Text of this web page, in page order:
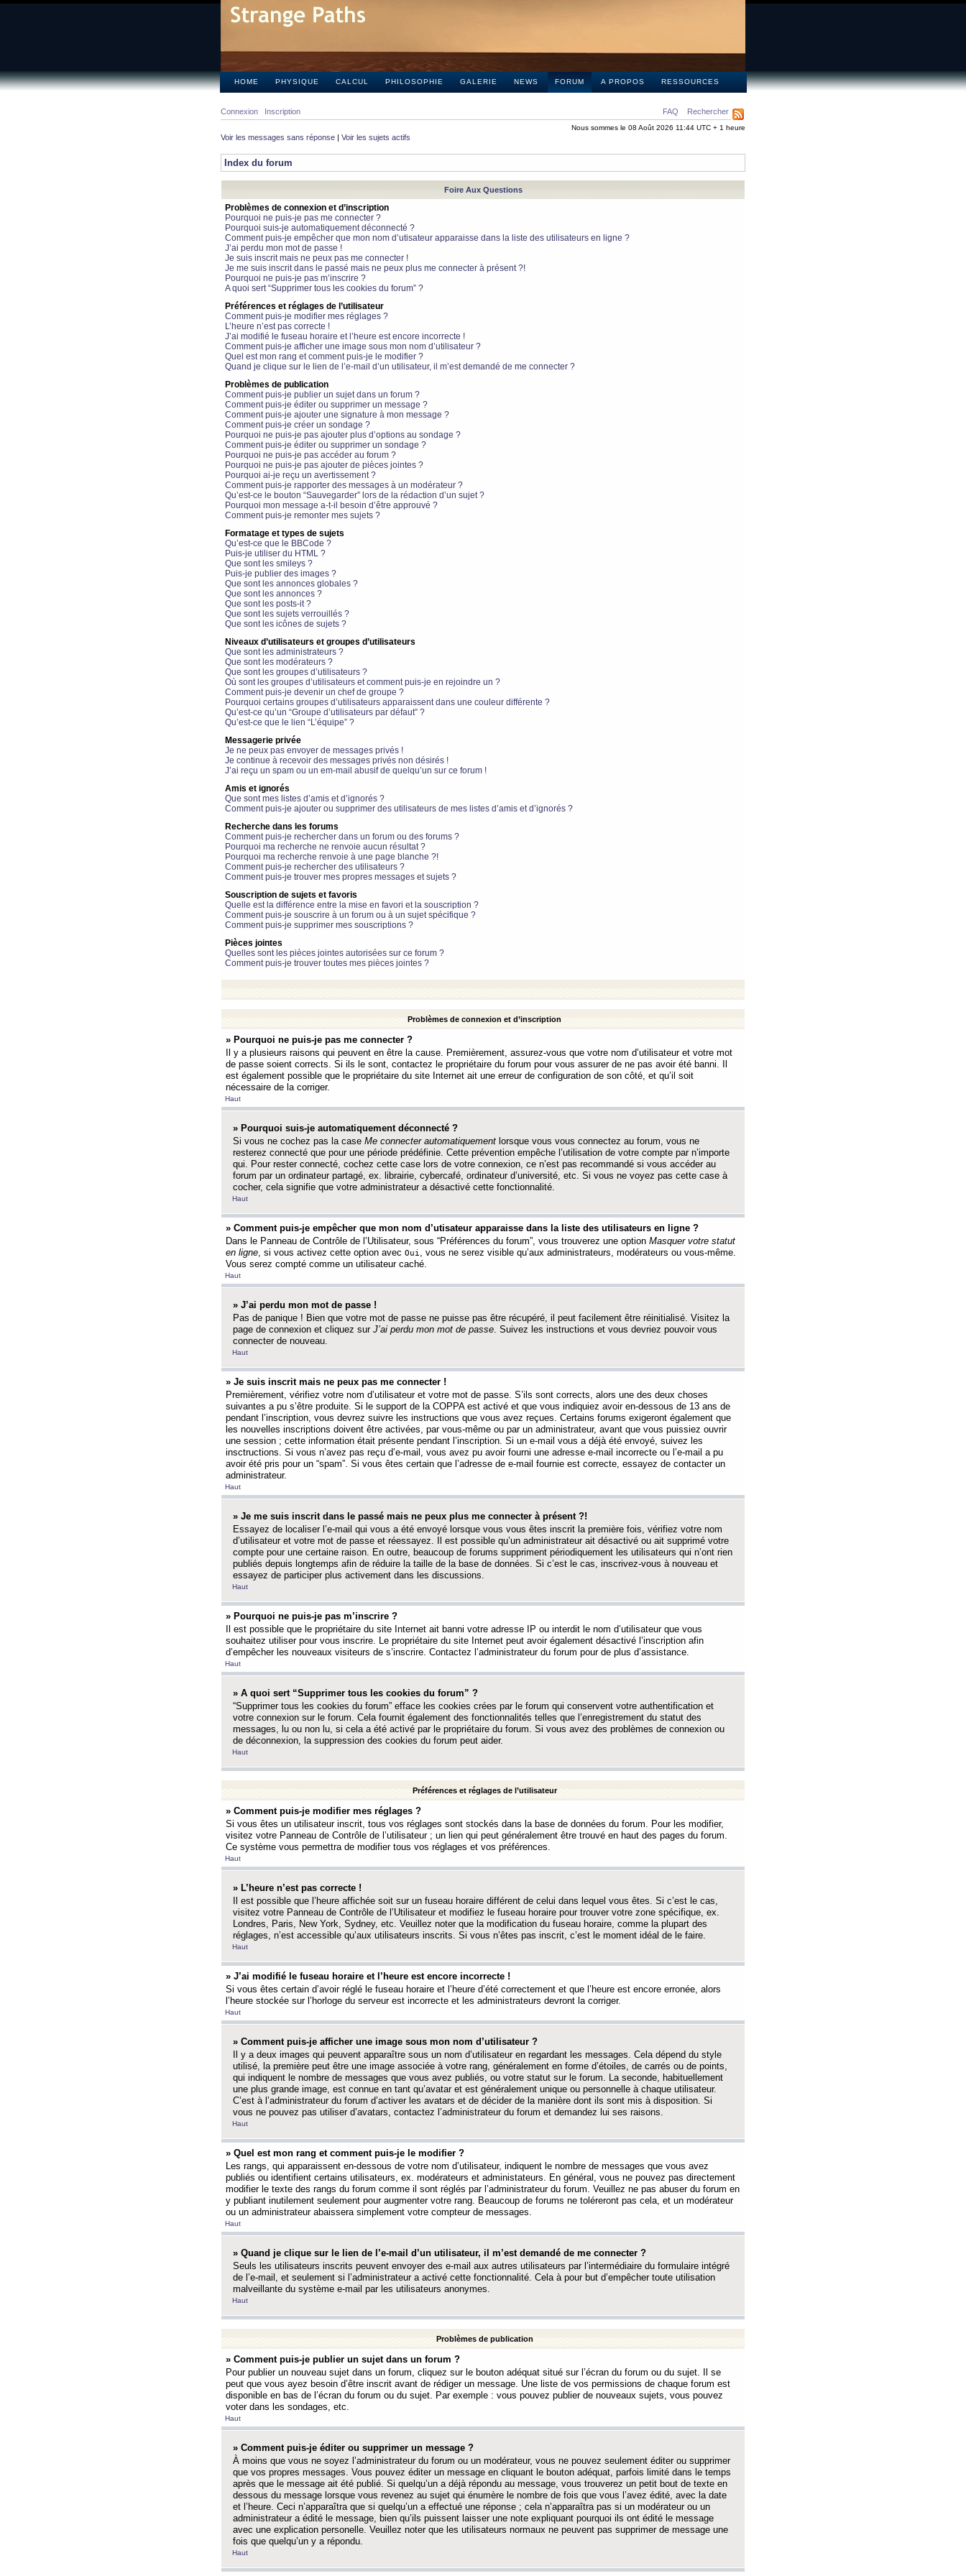
HOME PHYSIQUE CALCUL PHILOSOPHIE GALERIE NEWS FORUM A PROPOS RESSOURCES
FAQ Rechercher
Connexion Inscription
Nous sommes le 08 Août 2026 11:44 UTC + 1 heure
Voir les messages sans réponse | Voir les sujets actifs
Index du forum
Foire Aux Questions
Problèmes de connexion et d’inscription
Pourquoi ne puis-je pas me connecter ?
Pourquoi suis-je automatiquement déconnecté ?
Comment puis-je empêcher que mon nom d’utisateur apparaisse dans la liste des utilisateurs en ligne ?
J’ai perdu mon mot de passe !
Je suis inscrit mais ne peux pas me connecter !
Je me suis inscrit dans le passé mais ne peux plus me connecter à présent ?!
Pourquoi ne puis-je pas m’inscrire ?
A quoi sert “Supprimer tous les cookies du forum” ?
Préférences et réglages de l’utilisateur
Comment puis-je modifier mes réglages ?
L’heure n’est pas correcte !
J’ai modifié le fuseau horaire et l’heure est encore incorrecte !
Comment puis-je afficher une image sous mon nom d’utilisateur ?
Quel est mon rang et comment puis-je le modifier ?
Quand je clique sur le lien de l’e-mail d’un utilisateur, il m’est demandé de me connecter ?
Problèmes de publication
Comment puis-je publier un sujet dans un forum ?
Comment puis-je éditer ou supprimer un message ?
Comment puis-je ajouter une signature à mon message ?
Comment puis-je créer un sondage ?
Pourquoi ne puis-je pas ajouter plus d’options au sondage ?
Comment puis-je éditer ou supprimer un sondage ?
Pourquoi ne puis-je pas accéder au forum ?
Pourquoi ne puis-je pas ajouter de pièces jointes ?
Pourquoi ai-je reçu un avertissement ?
Comment puis-je rapporter des messages à un modérateur ?
Qu’est-ce le bouton “Sauvegarder” lors de la rédaction d’un sujet ?
Pourquoi mon message a-t-il besoin d’être approuvé ?
Comment puis-je remonter mes sujets ?
Formatage et types de sujets
Qu’est-ce que le BBCode ?
Puis-je utiliser du HTML ?
Que sont les smileys ?
Puis-je publier des images ?
Que sont les annonces globales ?
Que sont les annonces ?
Que sont les posts-it ?
Que sont les sujets verrouillés ?
Que sont les icônes de sujets ?
Niveaux d’utilisateurs et groupes d’utilisateurs
Que sont les administrateurs ?
Que sont les modérateurs ?
Que sont les groupes d’utilisateurs ?
Où sont les groupes d’utilisateurs et comment puis-je en rejoindre un ?
Comment puis-je devenir un chef de groupe ?
Pourquoi certains groupes d’utilisateurs apparaissent dans une couleur différente ?
Qu’est-ce qu’un “Groupe d’utilisateurs par défaut” ?
Qu’est-ce que le lien “L’équipe” ?
Messagerie privée
Je ne peux pas envoyer de messages privés !
Je continue à recevoir des messages privés non désirés !
J’ai reçu un spam ou un em-mail abusif de quelqu’un sur ce forum !
Amis et ignorés
Que sont mes listes d’amis et d’ignorés ?
Comment puis-je ajouter ou supprimer des utilisateurs de mes listes d’amis et d’ignorés ?
Recherche dans les forums
Comment puis-je rechercher dans un forum ou des forums ?
Pourquoi ma recherche ne renvoie aucun résultat ?
Pourquoi ma recherche renvoie à une page blanche ?!
Comment puis-je rechercher des utilisateurs ?
Comment puis-je trouver mes propres messages et sujets ?
Souscription de sujets et favoris
Quelle est la différence entre la mise en favori et la souscription ?
Comment puis-je souscrire à un forum ou à un sujet spécifique ?
Comment puis-je supprimer mes souscriptions ?
Pièces jointes
Quelles sont les pièces jointes autorisées sur ce forum ?
Comment puis-je trouver toutes mes pièces jointes ?
Problèmes de connexion et d’inscription
» Pourquoi ne puis-je pas me connecter ?
Il y a plusieurs raisons qui peuvent en être la cause. Premièrement, assurez-vous que votre nom d’utilisateur et votre mot
de passe soient corrects. Si ils le sont, contactez le propriétaire du forum pour vous assurer de ne pas avoir été banni. Il
est également possible que le propriétaire du site Internet ait une erreur de configuration de son côté, et qu’il soit
nécessaire de la corriger.
Haut
» Pourquoi suis-je automatiquement déconnecté ?
Si vous ne cochez pas la case Me connecter automatiquement lorsque vous vous connectez au forum, vous ne
resterez connecté que pour une période prédéfinie. Cette prévention empêche l’utilisation de votre compte par n’importe
qui. Pour rester connecté, cochez cette case lors de votre connexion, ce n’est pas recommandé si vous accéder au
forum par un ordinateur partagé, ex. librairie, cybercafé, ordinateur d’université, etc. Si vous ne voyez pas cette case à
cocher, cela signifie que votre administrateur a désactivé cette fonctionnalité.
Haut
» Comment puis-je empêcher que mon nom d’utisateur apparaisse dans la liste des utilisateurs en ligne ?
Dans le Panneau de Contrôle de l’Utilisateur, sous “Préférences du forum”, vous trouverez une option Masquer votre statut
en ligne, si vous activez cette option avec Oui , vous ne serez visible qu’aux administrateurs, modérateurs ou vous-même.
Vous serez compté comme un utilisateur caché.
Haut
» J’ai perdu mon mot de passe !
Pas de panique ! Bien que votre mot de passe ne puisse pas être récupéré, il peut facilement être réinitialisé. Visitez la
page de connexion et cliquez sur J’ai perdu mon mot de passe. Suivez les instructions et vous devriez pouvoir vous
connecter de nouveau.
Haut
» Je suis inscrit mais ne peux pas me connecter !
Premièrement, vérifiez votre nom d’utilisateur et votre mot de passe. S’ils sont corrects, alors une des deux choses
suivantes a pu s’être produite. Si le support de la COPPA est activé et que vous indiquiez avoir en-dessous de 13 ans de
pendant l’inscription, vous devrez suivre les instructions que vous avez reçues. Certains forums exigeront également que
les nouvelles inscriptions doivent être activées, par vous-même ou par un administrateur, avant que vous puissiez ouvrir
une session ; cette information était présente pendant l’inscription. Si un e-mail vous a déjà été envoyé, suivez les
insctructions. Si vous n’avez pas reçu d’e-mail, vous avez pu avoir fourni une adresse e-mail incorrecte ou l’e-mail a pu
avoir été pris pour un “spam”. Si vous êtes certain que l’adresse de e-mail fournie est correcte, essayez de contacter un
administrateur.
Haut
» Je me suis inscrit dans le passé mais ne peux plus me connecter à présent ?!
Essayez de localiser l’e-mail qui vous a été envoyé lorsque vous vous êtes inscrit la première fois, vérifiez votre nom
d’utilisateur et votre mot de passe et réessayez. Il est possible qu’un administrateur ait désactivé ou ait supprimé votre
compte pour une certaine raison. En outre, beaucoup de forums suppriment périodiquement les utilisateurs qui n’ont rien
publiés depuis longtemps afin de réduire la taille de la base de données. Si c’est le cas, inscrivez-vous à nouveau et
essayez de participer plus activement dans les discussions.
Haut
» Pourquoi ne puis-je pas m’inscrire ?
Il est possible que le propriétaire du site Internet ait banni votre adresse IP ou interdit le nom d’utilisateur que vous
souhaitez utiliser pour vous inscrire. Le propriétaire du site Internet peut avoir également désactivé l’inscription afin
d’empêcher les nouveaux visiteurs de s’inscrire. Contactez l’administrateur du forum pour de plus d’assistance.
Haut
» A quoi sert “Supprimer tous les cookies du forum” ?
“Supprimer tous les cookies du forum” efface les cookies crées par le forum qui conservent votre authentification et
votre connexion sur le forum. Cela fournit également des fonctionnalités telles que l’enregistrement du statut des
messages, lu ou non lu, si cela a été activé par le propriétaire du forum. Si vous avez des problèmes de connexion ou
de déconnexion, la suppression des cookies du forum peut aider.
Haut
Préférences et réglages de l’utilisateur
» Comment puis-je modifier mes réglages ?
Si vous êtes un utilisateur inscrit, tous vos réglages sont stockés dans la base de données du forum. Pour les modifier,
visitez votre Panneau de Contrôle de l’utilisateur ; un lien qui peut généralement être trouvé en haut des pages du forum.
Ce système vous permettra de modifier tous vos réglages et vos préférences.
Haut
» L’heure n’est pas correcte !
Il est possible que l’heure affichée soit sur un fuseau horaire différent de celui dans lequel vous êtes. Si c’est le cas,
visitez votre Panneau de Contrôle de l’Utilisateur et modifiez le fuseau horaire pour trouver votre zone spécifique, ex.
Londres, Paris, New York, Sydney, etc. Veuillez noter que la modification du fuseau horaire, comme la plupart des
réglages, n’est accessible qu’aux utilisateurs inscrits. Si vous n’êtes pas inscrit, c’est le moment idéal de le faire.
Haut
» J’ai modifié le fuseau horaire et l’heure est encore incorrecte !
Si vous êtes certain d’avoir réglé le fuseau horaire et l’heure d’été correctement et que l’heure est encore erronée, alors
l’heure stockée sur l’horloge du serveur est incorrecte et les administrateurs devront la corriger.
Haut
» Comment puis-je afficher une image sous mon nom d’utilisateur ?
Il y a deux images qui peuvent apparaître sous un nom d’utilisateur en regardant les messages. Cela dépend du style
utilisé, la première peut être une image associée à votre rang, généralement en forme d’étoiles, de carrés ou de points,
qui indiquent le nombre de messages que vous avez publiés, ou votre statut sur le forum. La seconde, habituellement
une plus grande image, est connue en tant qu’avatar et est généralement unique ou personnelle à chaque utilisateur.
C’est à l’administrateur du forum d’activer les avatars et de décider de la manière dont ils sont mis à disposition. Si
vous ne pouvez pas utiliser d’avatars, contactez l’administrateur du forum et demandez lui ses raisons.
Haut
» Quel est mon rang et comment puis-je le modifier ?
Les rangs, qui apparaissent en-dessous de votre nom d’utilisateur, indiquent le nombre de messages que vous avez
publiés ou identifient certains utilisateurs, ex. modérateurs et administateurs. En général, vous ne pouvez pas directement
modifier le texte des rangs du forum comme il sont réglés par l’administrateur du forum. Veuillez ne pas abuser du forum en
y publiant inutilement seulement pour augmenter votre rang. Beaucoup de forums ne toléreront pas cela, et un modérateur
ou un administrateur abaissera simplement votre compteur de messages.
Haut
» Quand je clique sur le lien de l’e-mail d’un utilisateur, il m’est demandé de me connecter ?
Seuls les utilisateurs inscrits peuvent envoyer des e-mail aux autres utilisateurs par l’intermédiaire du formulaire intégré
de l’e-mail, et seulement si l’administrateur a activé cette fonctionnalité. Cela à pour but d’empêcher toute utilisation
malveillante du système e-mail par les utilisateurs anonymes.
Haut
Problèmes de publication
» Comment puis-je publier un sujet dans un forum ?
Pour publier un nouveau sujet dans un forum, cliquez sur le bouton adéquat situé sur l’écran du forum ou du sujet. Il se
peut que vous ayez besoin d’être inscrit avant de rédiger un message. Une liste de vos permissions de chaque forum est
disponible en bas de l’écran du forum ou du sujet. Par exemple : vous pouvez publier de nouveaux sujets, vous pouvez
voter dans les sondages, etc.
Haut
» Comment puis-je éditer ou supprimer un message ?
À moins que vous ne soyez l’administrateur du forum ou un modérateur, vous ne pouvez seulement éditer ou supprimer
que vos propres messages. Vous pouvez éditer un message en cliquant le bouton adéquat, parfois limité dans le temps
après que le message ait été publié. Si quelqu’un a déjà répondu au message, vous trouverez un petit bout de texte en
dessous du message lorsque vous revenez au sujet qui énumère le nombre de fois que vous l’avez édité, avec la date
et l’heure. Ceci n’apparaîtra que si quelqu’un a effectué une réponse ; cela n’apparaîtra pas si un modérateur ou un
administrateur a édité le message, bien qu’ils puissent laisser une note expliquant pourquoi ils ont édité le message
avec une explication personelle. Veuillez noter que les utilisateurs normaux ne peuvent pas supprimer de message une
fois que quelqu’un y a répondu.
Haut